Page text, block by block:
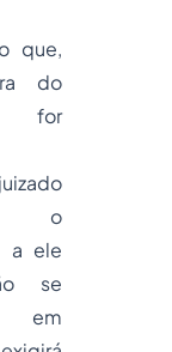
que,
do
o
a ele
se
em